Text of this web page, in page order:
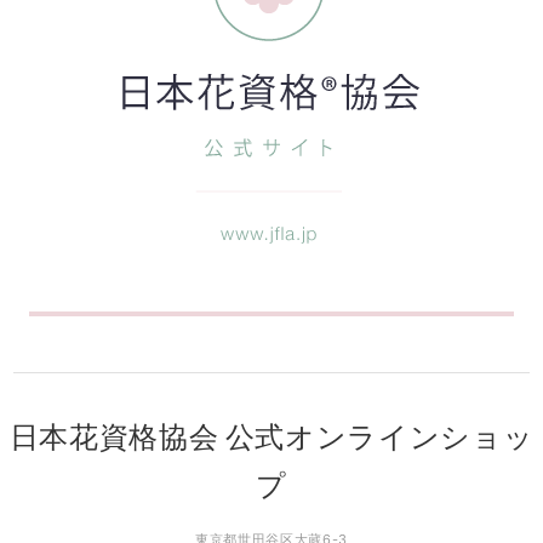
日本花資格協会 公式オンラインショッ
プ
東京都世田谷区大蔵6-3